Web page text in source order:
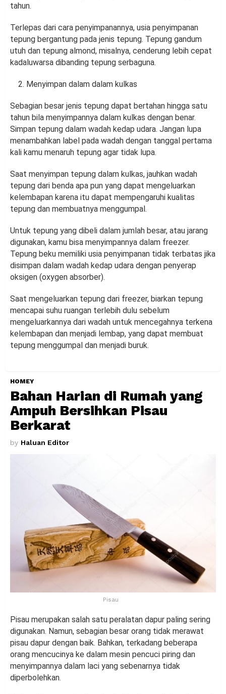
tahun.
Terlepas dari cara penyimpanannya, usia penyimpanan
tepung bergantung pada jenis tepung. Tepung gandum
utuh dan tepung almond, misalnya, cenderung lebih cepat
kadaluwarsa dibanding tepung serbaguna.
Menyimpan dalam dalam kulkas
Sebagian besar jenis tepung dapat bertahan hingga satu
tahun bila menyimpannya dalam kulkas dengan benar.
Simpan tepung dalam wadah kedap udara. Jangan lupa
menambahkan label pada wadah dengan tanggal pertama
kali kamu menaruh tepung agar tidak lupa.
Saat menyimpan tepung dalam kulkas, jauhkan wadah
tepung dari benda apa pun yang dapat mengeluarkan
kelembapan karena itu dapat mempengaruhi kualitas
tepung dan membuatnya menggumpal.
Untuk tepung yang dibeli dalam jumlah besar, atau jarang
digunakan, kamu bisa menyimpannya dalam freezer.
Tepung beku memiliki usia penyimpanan tidak terbatas jika
disimpan dalam wadah kedap udara dengan penyerap
oksigen (oxygen absorber).
Saat mengeluarkan tepung dari freezer, biarkan tepung
mencapai suhu ruangan terlebih dulu sebelum
mengeluarkannya dari wadah untuk mencegahnya terkena
kelembapan dan menjadi lembap, yang dapat membuat
tepung menggumpal dan menjadi buruk.
HOMEY
Bahan Harian di Rumah yang
Ampuh Bersihkan Pisau
Berkarat
by Haluan Editor
Pisau
Pisau merupakan salah satu peralatan dapur paling sering
digunakan. Namun, sebagian besar orang tidak merawat
pisau dapur dengan baik. Bahkan, terkadang beberapa
orang mencucinya ke dalam mesin pencuci piring dan
menyimpannya dalam laci yang sebenarnya tidak
diperbolehkan.